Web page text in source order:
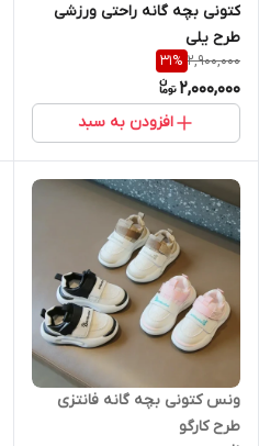
کتونی بچه گانه راحتی ورزشی
طرح یلی
2,900,000
31%
2,000,000
افزودن به سبد
ونس کتونی بچه گانه فانتزی
طرح کارگو